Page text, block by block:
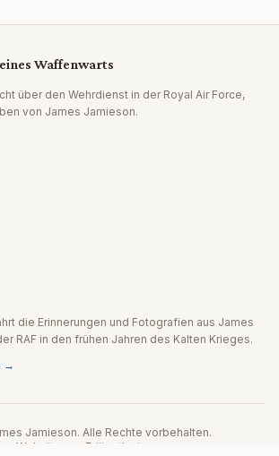
Waffenwarts
über den Wehrdienst in der Royal Air Force,
von James Jamieson.
die Erinnerungen und Fotografien aus James
RAF in den frühen Jahren des Kalten Krieges.
→
Jamieson. Alle Rechte vorbehalten.
Website von Editpath.ai